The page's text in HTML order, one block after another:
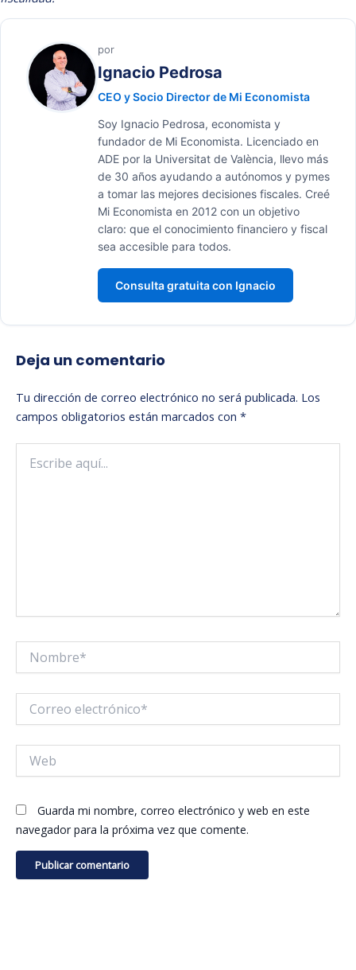
por
Ignacio Pedrosa
CEO y Socio Director de Mi Economista
Soy Ignacio Pedrosa, economista y
fundador de Mi Economista. Licenciado en
ADE por la Universitat de València, llevo más
de 30 años ayudando a autónomos y pymes
a tomar las mejores decisiones fiscales. Creé
Mi Economista en 2012 con un objetivo
claro: que el conocimiento financiero y fiscal
sea accesible para todos.
Consulta gratuita con Ignacio
Deja un comentario
Tu dirección de correo electrónico no será publicada. Los
campos obligatorios están marcados con *
aquí...
electrónico*
Guarda mi nombre, correo electrónico y web en este
navegador para la próxima vez que comente.